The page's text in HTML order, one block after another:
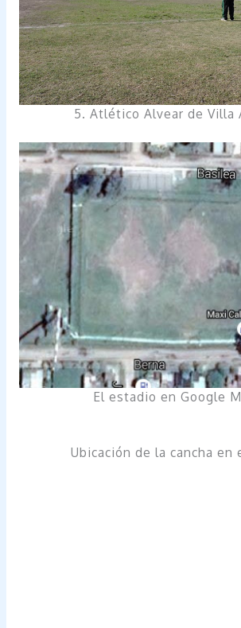
5. Atlético Alvear de Villa
El estadio en Google
Ubicación de la cancha en